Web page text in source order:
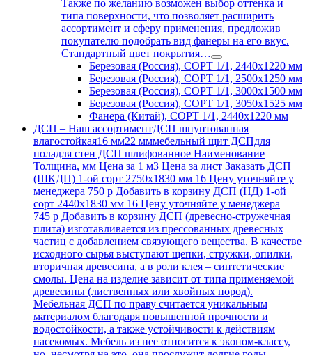
Также по желанию возможен выбор оттенка и
типа поверхности, что позволяет расширить
ассортимент и сферу применения, предложив
покупателю подобрать вид фанеры на его вкус.
Стандартный цвет покрытия…
Березовая (Россия), СОРТ 1/1, 2440х1220 мм
Березовая (Россия), СОРТ 1/1, 2500х1250 мм
Березовая (Россия), СОРТ 1/1, 3000х1500 мм
Березовая (Россия), СОРТ 1/1, 3050х1525 мм
Фанера (Китай), СОРТ 1/1, 2440х1220 мм
ДСП – Наш ассортиментДСП шпунтованная
влагостойкая16 мм22 мммебельный щит ДСПдля
поладля стен ДСП шлифованное Наименование
Толщина, мм Цена за 1 м3 Цена за лист Заказать ДСП
(ШКДП) 1-ой сорт 2750х1830 мм 16 Цену уточняйте у
менеджера 750 р Добавить в корзину ДСП (НД) 1-ой
сорт 2440х1830 мм 16 Цену уточняйте у менеджера
745 р Добавить в корзину ДСП (древесно-стружечная
плита) изготавливается из прессованных древесных
частиц с добавлением связующего вещества. В качестве
исходного сырья выступают щепки, стружки, опилки,
вторичная древесина, а в роли клея – синтетические
смолы. Цена на изделие зависит от типа применяемой
древесины (лиственных или хвойных пород).
Мебельная ДСП по праву считается уникальным
материалом благодаря повышенной прочности и
водостойкости, а также устойчивости к действиям
насекомых. Мебель из нее относится к эконом-классу,